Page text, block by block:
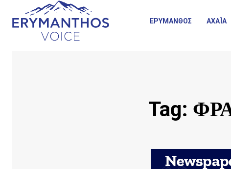
ΕΡΥΜΑΝΘΟΣ ΑΧΑΪΑ
Tag: